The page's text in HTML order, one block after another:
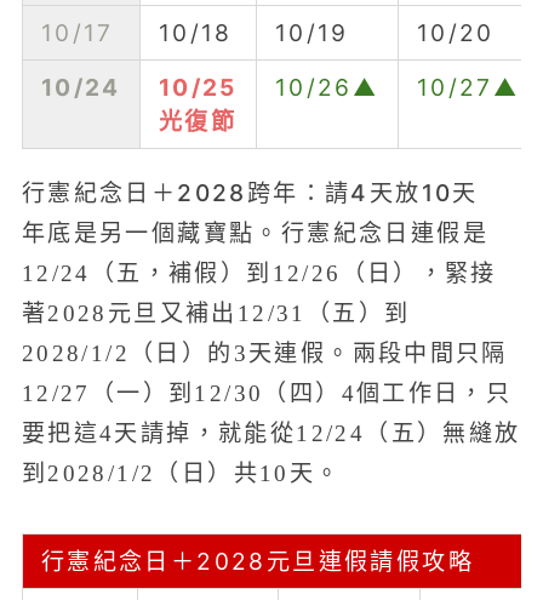
10/17 10/18 10/19
10/20
10/24
10/25
光復節
10/26▲ 10/27▲
行憲紀念日＋2028跨年：請4天放10天
年底是另一個藏寶點。行憲紀念日連假是
12/24（五，補假）到12/26（日），緊接
著2028元旦又補出12/31（五）到
2028/1/2（日）的3天連假。兩段中間只隔
12/27（一）到12/30（四）4個工作日，只
要把這4天請掉，就能從12/24（五）無縫放
到2028/1/2（日）共10天。
行憲紀念日＋2028元旦連假請假攻略